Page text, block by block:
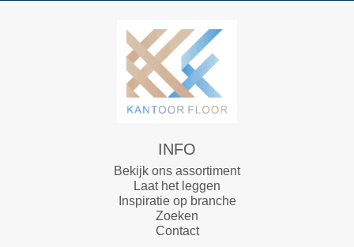
INFO
Bekijk ons assortiment
Laat het leggen
Inspiratie op branche
Zoeken
Contact